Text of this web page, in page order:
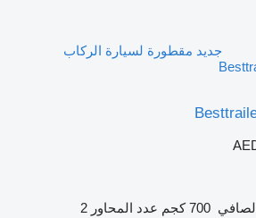
جديد مقطورة لسيارة الركاب
700 كجم عدد المحاور 2